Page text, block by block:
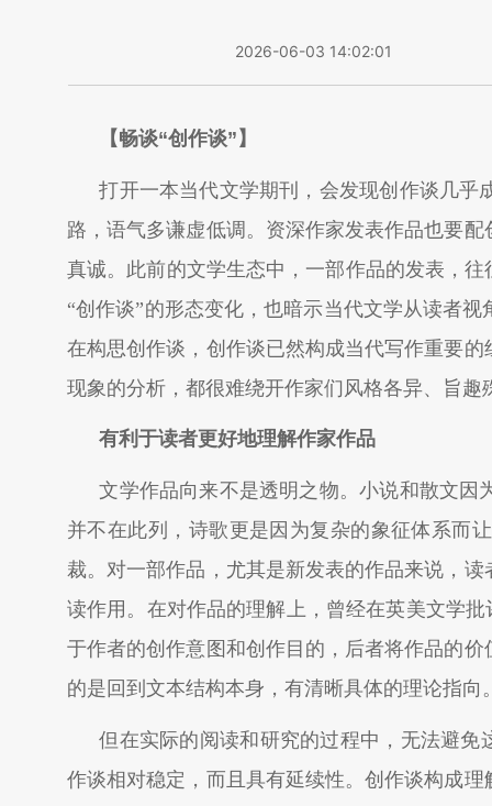
2026-06-03 14:02:01
【畅谈“创作谈”】
打开一本当代文学期刊，会发现创作谈几乎
路，语气多谦虚低调。资深作家发表作品也要
真诚。此前的文学生态中，一部作品的发表，
“创作谈”的形态变化，也暗示当代文学从读者
在构思创作谈，创作谈已然构成当代写作重要
现象的分析，都很难绕开作家们风格各异、旨趣
有利于读者更好地理解作家作品
文学作品向来不是透明之物。小说和散文因
并不在此列，诗歌更是因为复杂的象征体系
裁。对一部作品，尤其是新发表的作品来说，
读作用。在对作品的理解上，曾经在英美文学
于作者的创作意图和创作目的，后者将作品的
的是回到文本结构本身，有清晰具体的理论指向
但在实际的阅读和研究的过程中，无法避免
作谈相对稳定，而且具有延续性。创作谈构成